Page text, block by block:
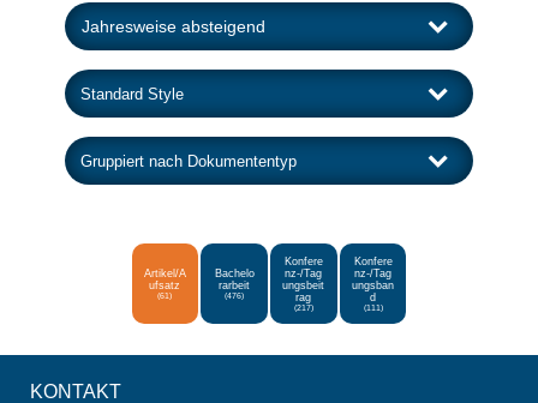
Artikel/A
ufsatz
(61)
Bachelo
rarbeit
(476)
Konfere
nz-/Tag
ungsbeit
rag
(217)
Konfere
nz-/Tag
ungsban
d
(111)
KONTAKT